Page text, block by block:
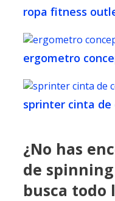
ropa fitness
ergometro
sprinter cinta de
¿No has
de
busca todo